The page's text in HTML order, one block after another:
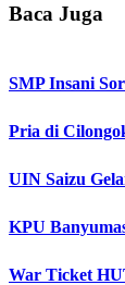
Baca Juga
SMP Insani
Pria di
UIN Saizu
KPU
War Ticket